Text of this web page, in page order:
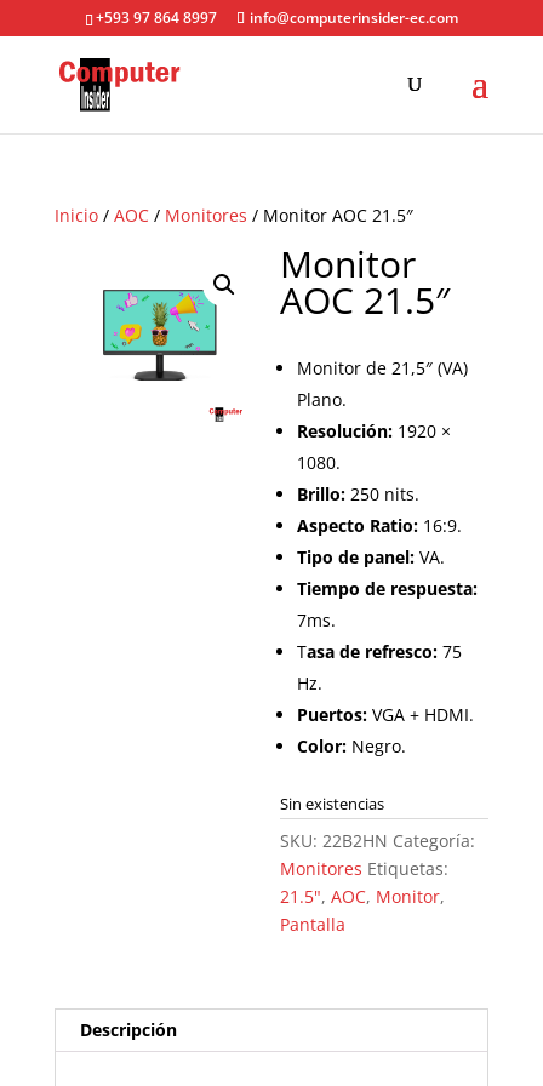
+593 97 864 8997 info@computerinsider-ec.com
Inicio/ AOC/ Monitores / Monitor AOC 21.5″
Monitor
AOC 21.5″
Monitor de 21,5″ (VA)
Plano.
Resolución: 1920 ×
1080.
Brillo: 250 nits.
Aspecto Ratio: 16:9.
Tipo de panel: VA.
Tiempo de respuesta:
7ms.
Tasa de refresco: 75
Hz.
Puertos: VGA + HDMI.
Color: Negro.
Sin existencias
SKU:22B2HN Categoría:
Monitores Etiquetas:
21.5",AOC, Monitor,
Pantalla
Descripción